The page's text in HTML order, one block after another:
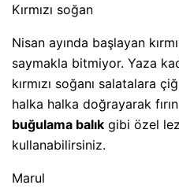
Kırmızı soğan
Nisan ayında başlayan
saymakla bitmiyor. Yaza
kırmızı soğanı salatalara
halka halka doğrayarak
buğulama balık gibi özel
kullanabilirsiniz.
Marul